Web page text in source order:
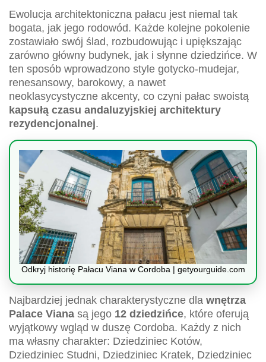
Ewolucja architektoniczna pałacu jest niemal tak
bogata, jak jego rodowód. Każde kolejne pokolenie
zostawiało swój ślad, rozbudowując i upiększając
zarówno główny budynek, jak i słynne dziedzińce. W
ten sposób wprowadzono style gotycko-mudejar,
renesansowy, barokowy, a nawet
neoklasycystyczne akcenty, co czyni pałac swoistą
kapsułą czasu andaluzyjskiej architektury
rezydencjonalnej.
Odkryj historię Pałacu Viana w Cordoba | getyourguide.com
Najbardziej jednak charakterystyczne dla wnętrza
Palace Viana są jego 12 dziedzińce, które oferują
wyjątkowy wgląd w duszę Cordoba. Każdy z nich
ma własny charakter: Dziedziniec Kotów,
Dziedziniec Studni, Dziedziniec Kratek, Dziedziniec